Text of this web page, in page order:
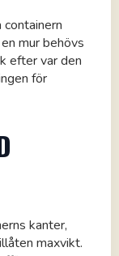
mur behövs
efter var den
för
kanter,
maxvikt.